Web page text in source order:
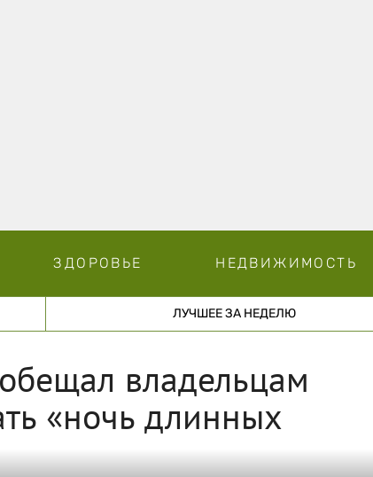
ЗДОРОВЬЕ НЕДВИЖИМОСТЬ
ЛУЧШЕЕ ЗА НЕДЕЛЮ
владельцам
«ночь длинных